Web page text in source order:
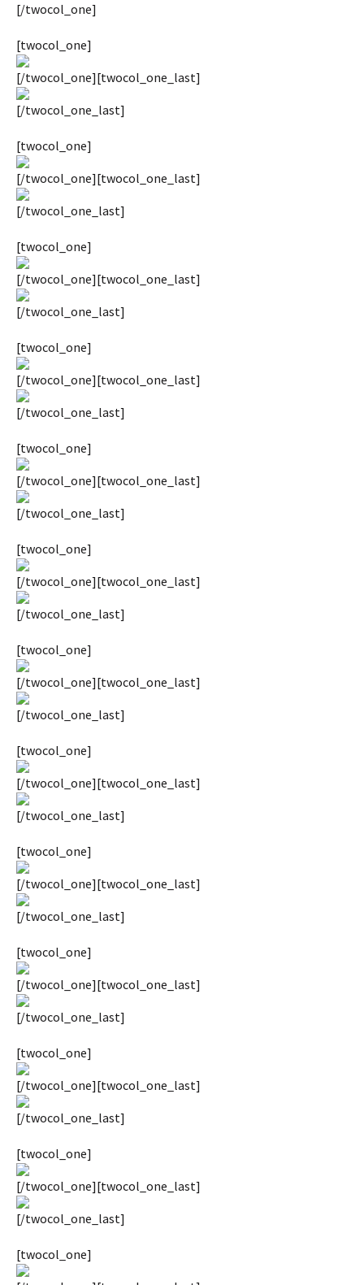
[/twocol_one]
[twocol_one]
[/twocol_one][twocol_one_last]
[/twocol_one_last]
[twocol_one]
[/twocol_one][twocol_one_last]
[/twocol_one_last]
[twocol_one]
[/twocol_one][twocol_one_last]
[/twocol_one_last]
[twocol_one]
[/twocol_one][twocol_one_last]
[/twocol_one_last]
[twocol_one]
[/twocol_one][twocol_one_last]
[/twocol_one_last]
[twocol_one]
[/twocol_one][twocol_one_last]
[/twocol_one_last]
[twocol_one]
[/twocol_one][twocol_one_last]
[/twocol_one_last]
[twocol_one]
[/twocol_one][twocol_one_last]
[/twocol_one_last]
[twocol_one]
[/twocol_one][twocol_one_last]
[/twocol_one_last]
[twocol_one]
[/twocol_one][twocol_one_last]
[/twocol_one_last]
[twocol_one]
[/twocol_one][twocol_one_last]
[/twocol_one_last]
[twocol_one]
[/twocol_one][twocol_one_last]
[/twocol_one_last]
[twocol_one]